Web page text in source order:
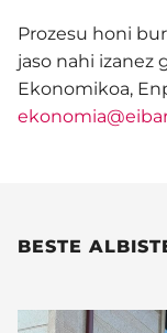
Prozesu honi
jaso nahi izanez
Ekonomikoa,
BESTE